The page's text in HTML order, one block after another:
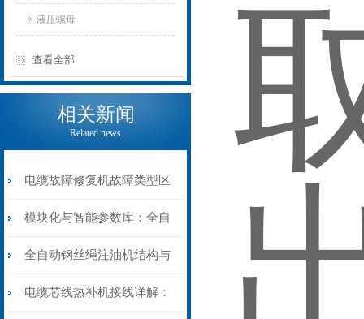
液压螺母
查看全部
相关新闻
Related news
电缆故障修复机故障类型区
分指南：从“绝缘电
阻”到“波形特征”的精准诊
断逻辑
模块化与智能参数库：全自
动电缆修复机的快速换型逻
辑
全自动钢丝绳注油机结构与
工作原理：揭秘高效润滑的
电缆芯线热补机接线详解：